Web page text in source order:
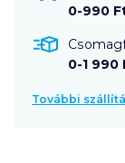
0-990
0-1 990
További